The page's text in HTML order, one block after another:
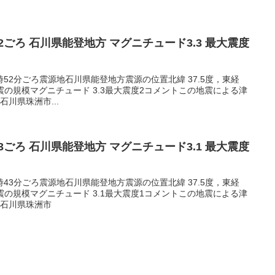
ろ 石川県能登地方 マグニチュード3.3 最大震度
分ごろ震源地石川県能登地方震源の位置北緯 37.5度，東経
規模マグニチュード 3.3最大震度2コメントこの地震による津
川県珠洲市...
ろ 石川県能登地方 マグニチュード3.1 最大震度
分ごろ震源地石川県能登地方震源の位置北緯 37.5度，東経
規模マグニチュード 3.1最大震度1コメントこの地震による津
川県珠洲市